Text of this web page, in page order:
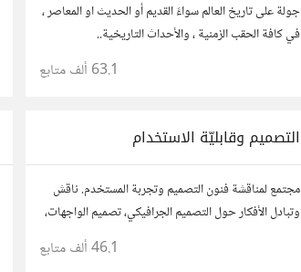
جولة على تاريخ العالم سواءً القديم أو الحديث او المعاصر ،
في كافة الحقب الزمنية ، والأحداث التاريخية..
63.1 ألف متابع
التصميم وقابليّة الاستخدام
مجتمع لمناقشة فنون التصميم وتجربة المستخدم. ناقش
وتبادل الأفكار حول التصميم الجرافيكي، تصميم الواجهات،
وقابلية الاستخدام. شارك أفكارك وأسئلتك، وتواصل مع
مصممين ومتخصصين في تحسين تجربة المستخدم.
46.1 ألف متابع